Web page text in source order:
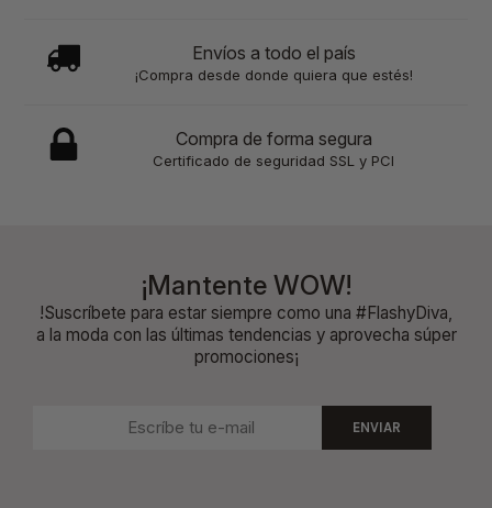
Envíos a todo el país
¡Compra desde donde quiera que estés!
Compra de forma segura
Certificado de seguridad SSL y PCI
¡Mantente WOW!
!Suscríbete para estar siempre como una #FlashyDiva,
a la moda con las últimas tendencias y aprovecha súper
promociones¡
ENVIAR